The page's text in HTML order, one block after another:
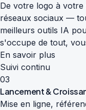
De votre logo à
réseaux sociaux —
meilleurs outils IA
s'occupe de tout,
En savoir plus
Suivi continu
03
Lancement &
Mise en ligne,